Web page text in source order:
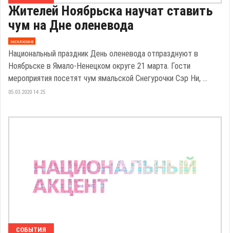
Жителей Ноябрьска научат ставить
чум на Дне оленевода
эксклюзив
Национальный праздник День оленевода отпразднуют в
Ноябрьске в Ямало-Ненецком округе 21 марта. Гости
мероприятия посетят чум ямальской Снегурочки Сэр Ни, ...
05.03.2020 14:25
СОБЫТИЯ